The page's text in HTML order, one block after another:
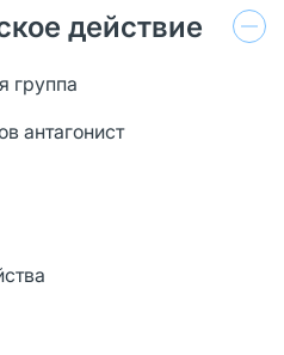
действие
группа
антагонист